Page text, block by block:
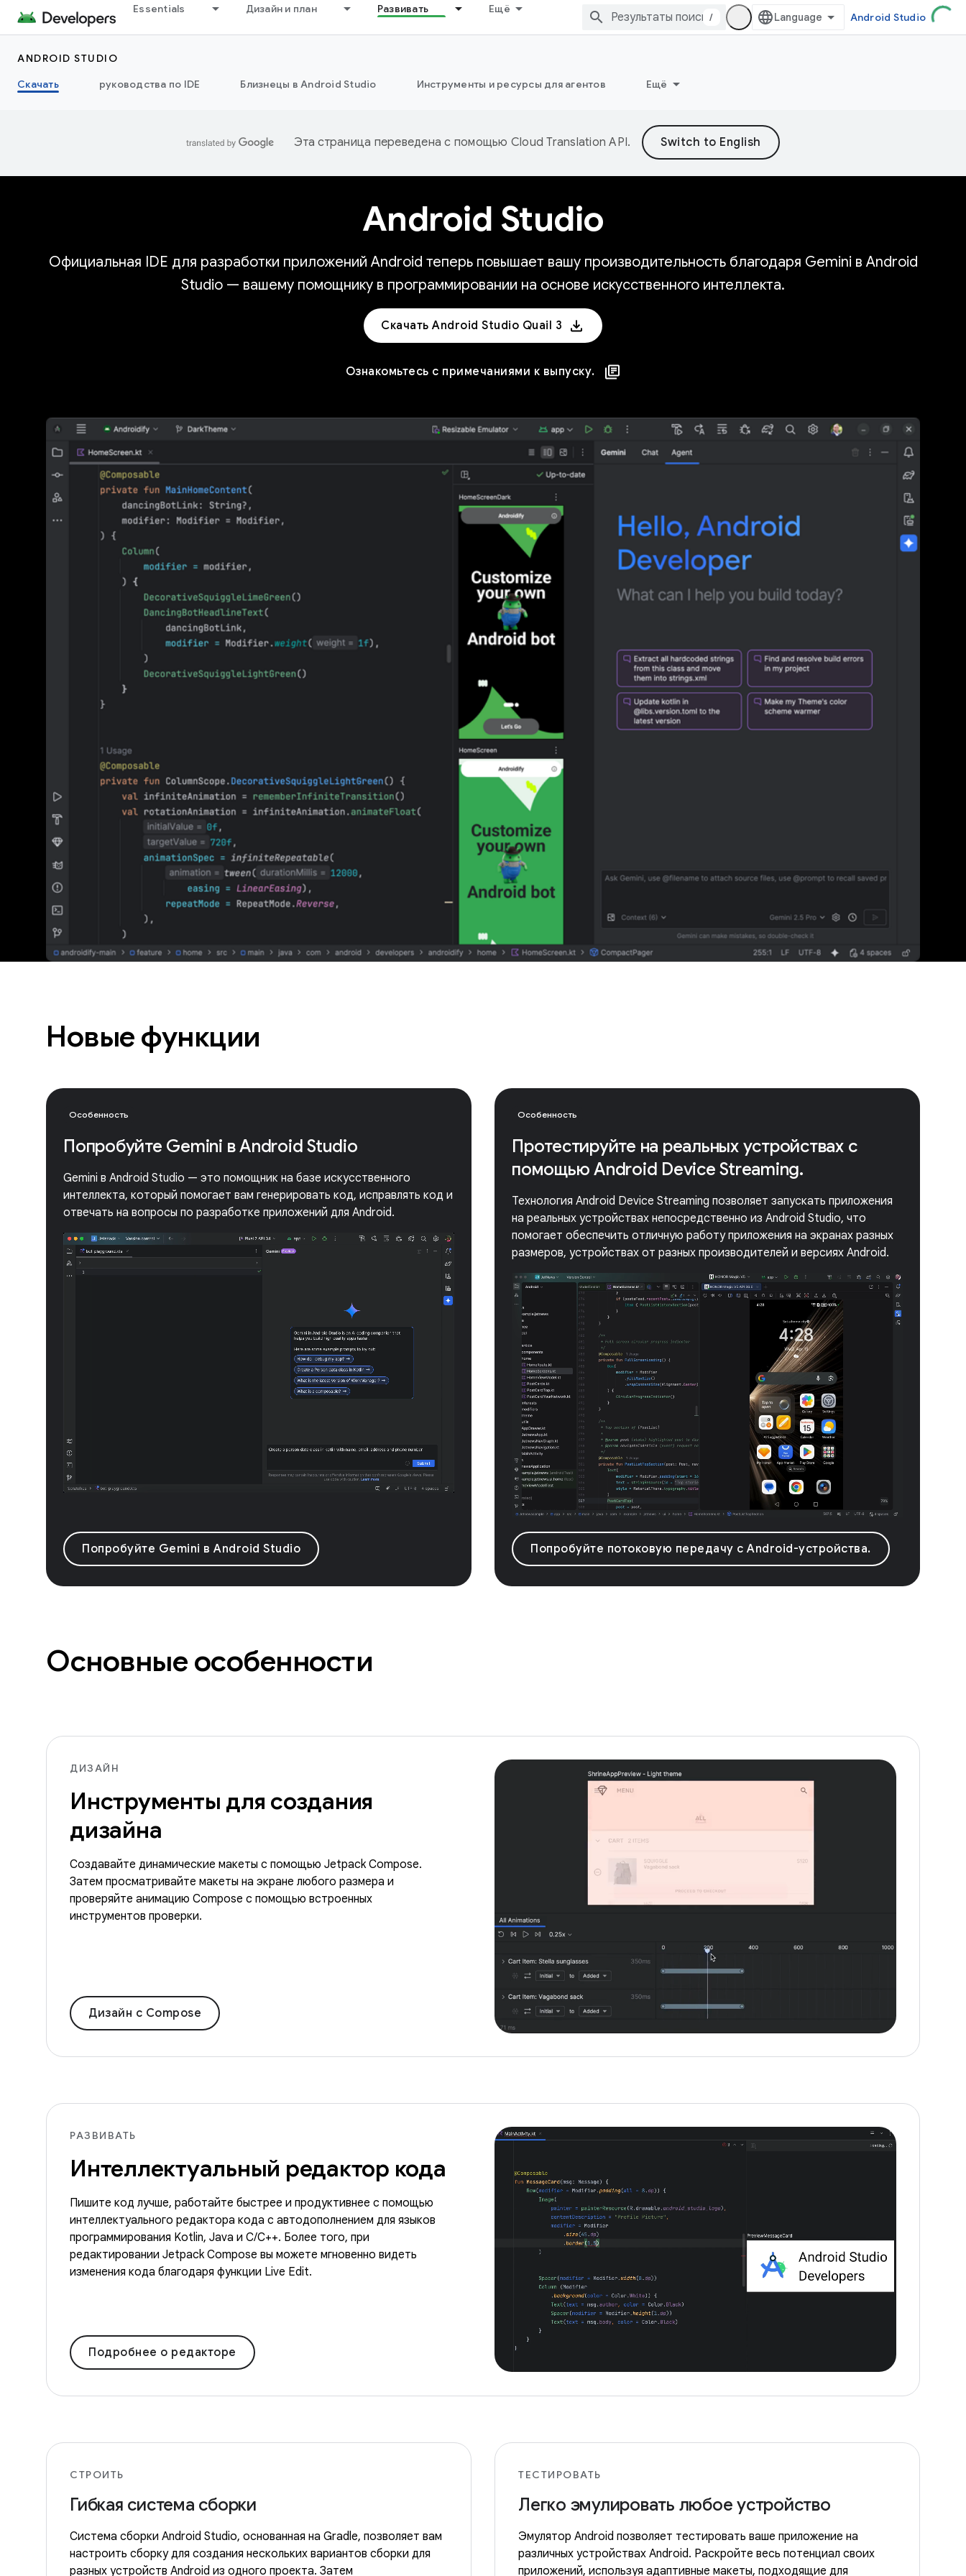
Essentials Дизайн и план Развивать Ещё
/ Android Studio
ANDROID STUDIO
Скачать
руководства по IDE Близнецы в Android Studio Инструменты и ресурсы для агентов Ещё
Эта страница переведена с помощью Cloud Translation API.
Android Studio
Официальная IDE для разработки приложений Android теперь повышает вашу производительность благодаря Gemini в Android
Studio — вашему помощнику в программировании на основе искусственного интеллекта.
Скачать Android Studio Quail 3
Ознакомьтесь с примечаниями к выпуску.
Новые функции
Особенность
Попробуйте Gemini в Android Studio
Gemini в Android Studio — это помощник на базе искусственного
интеллекта, который помогает вам генерировать код, исправлять код и
отвечать на вопросы по разработке приложений для Android.
Попробуйте Gemini в Android Studio
Особенность
Протестируйте на реальных устройствах с
помощью Android Device Streaming.
Технология Android Device Streaming позволяет запускать приложения
на реальных устройствах непосредственно из Android Studio, что
помогает обеспечить отличную работу приложения на экранах разных
размеров, устройствах от разных производителей и версиях Android.
Попробуйте потоковую передачу с Android-устройства.
Основные особенности
ДИЗАЙН
Инструменты для создания
дизайна
Создавайте динамические макеты с помощью Jetpack Compose.
Затем просматривайте макеты на экране любого размера и
проверяйте анимацию Compose с помощью встроенных
инструментов проверки.
Дизайн с Compose
РАЗВИВАТЬ
Интеллектуальный редактор кода
Пишите код лучше, работайте быстрее и продуктивнее с помощью
интеллектуального редактора кода с автодополнением для языков
программирования Kotlin, Java и C/C++. Более того, при
редактировании Jetpack Compose вы можете мгновенно видеть
изменения кода благодаря функции Live Edit.
Подробнее о редакторе
СТРОИТЬ
Гибкая система сборки
Система сборки Android Studio, основанная на Gradle, позволяет вам
настроить сборку для создания нескольких вариантов сборки для
разных устройств Android из одного проекта. Затем
ТЕСТИРОВАТЬ
Легко эмулировать любое устройство
Эмулятор Android позволяет тестировать ваше приложение на
различных устройствах Android. Раскройте весь потенциал своих
приложений, используя адаптивные макеты, подходящие для